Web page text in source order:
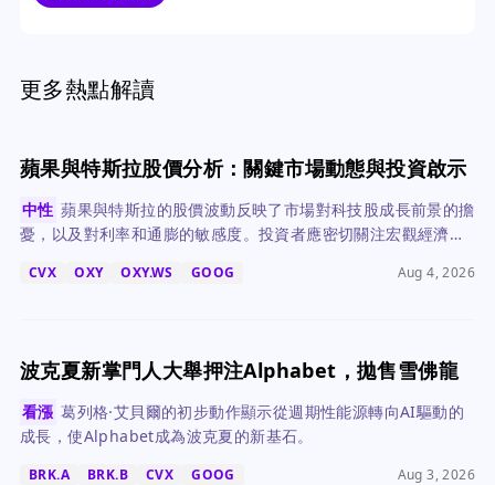
更多熱點解讀
蘋果與特斯拉股價分析：關鍵市場動態與投資啟示
中性 蘋果與特斯拉的股價波動反映了市場對科技股成長前景的擔
憂，以及對利率和通膨的敏感度。投資者應密切關注宏觀經濟數
CVX OXY OXY.WS GOOG Aug 4, 2026
波克夏新掌門人大舉押注Alphabet，拋售雪佛龍
看漲 葛列格·艾貝爾的初步動作顯示從週期性能源轉向AI驅動的
成長，使Alphabet成為波克夏的新基石。
BRK.A BRK.B CVX GOOG Aug 3, 2026